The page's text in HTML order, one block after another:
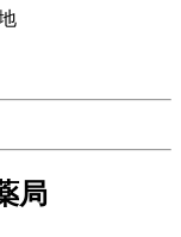
局